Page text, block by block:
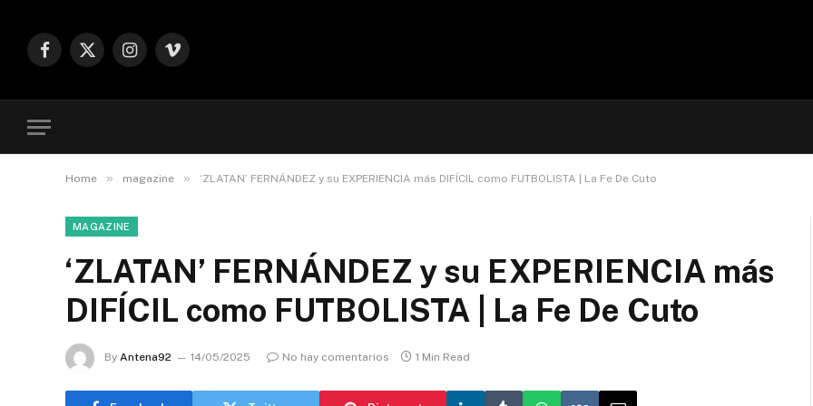
Facebook
X
Instagram
Vimeo
Home » magazine » ‘ZLATAN’ FERNÁNDEZ y su EXPERIENCIA más DIFÍCIL como FUTBOLISTA | La Fe De Cuto
MAGAZINE
‘ZLATAN’ FERNÁNDEZ y su EXPERIENCIA más
DIFÍCIL como FUTBOLISTA | La Fe De Cuto
By Antena92 14/05/2025 No hay comentarios 1 Min Read